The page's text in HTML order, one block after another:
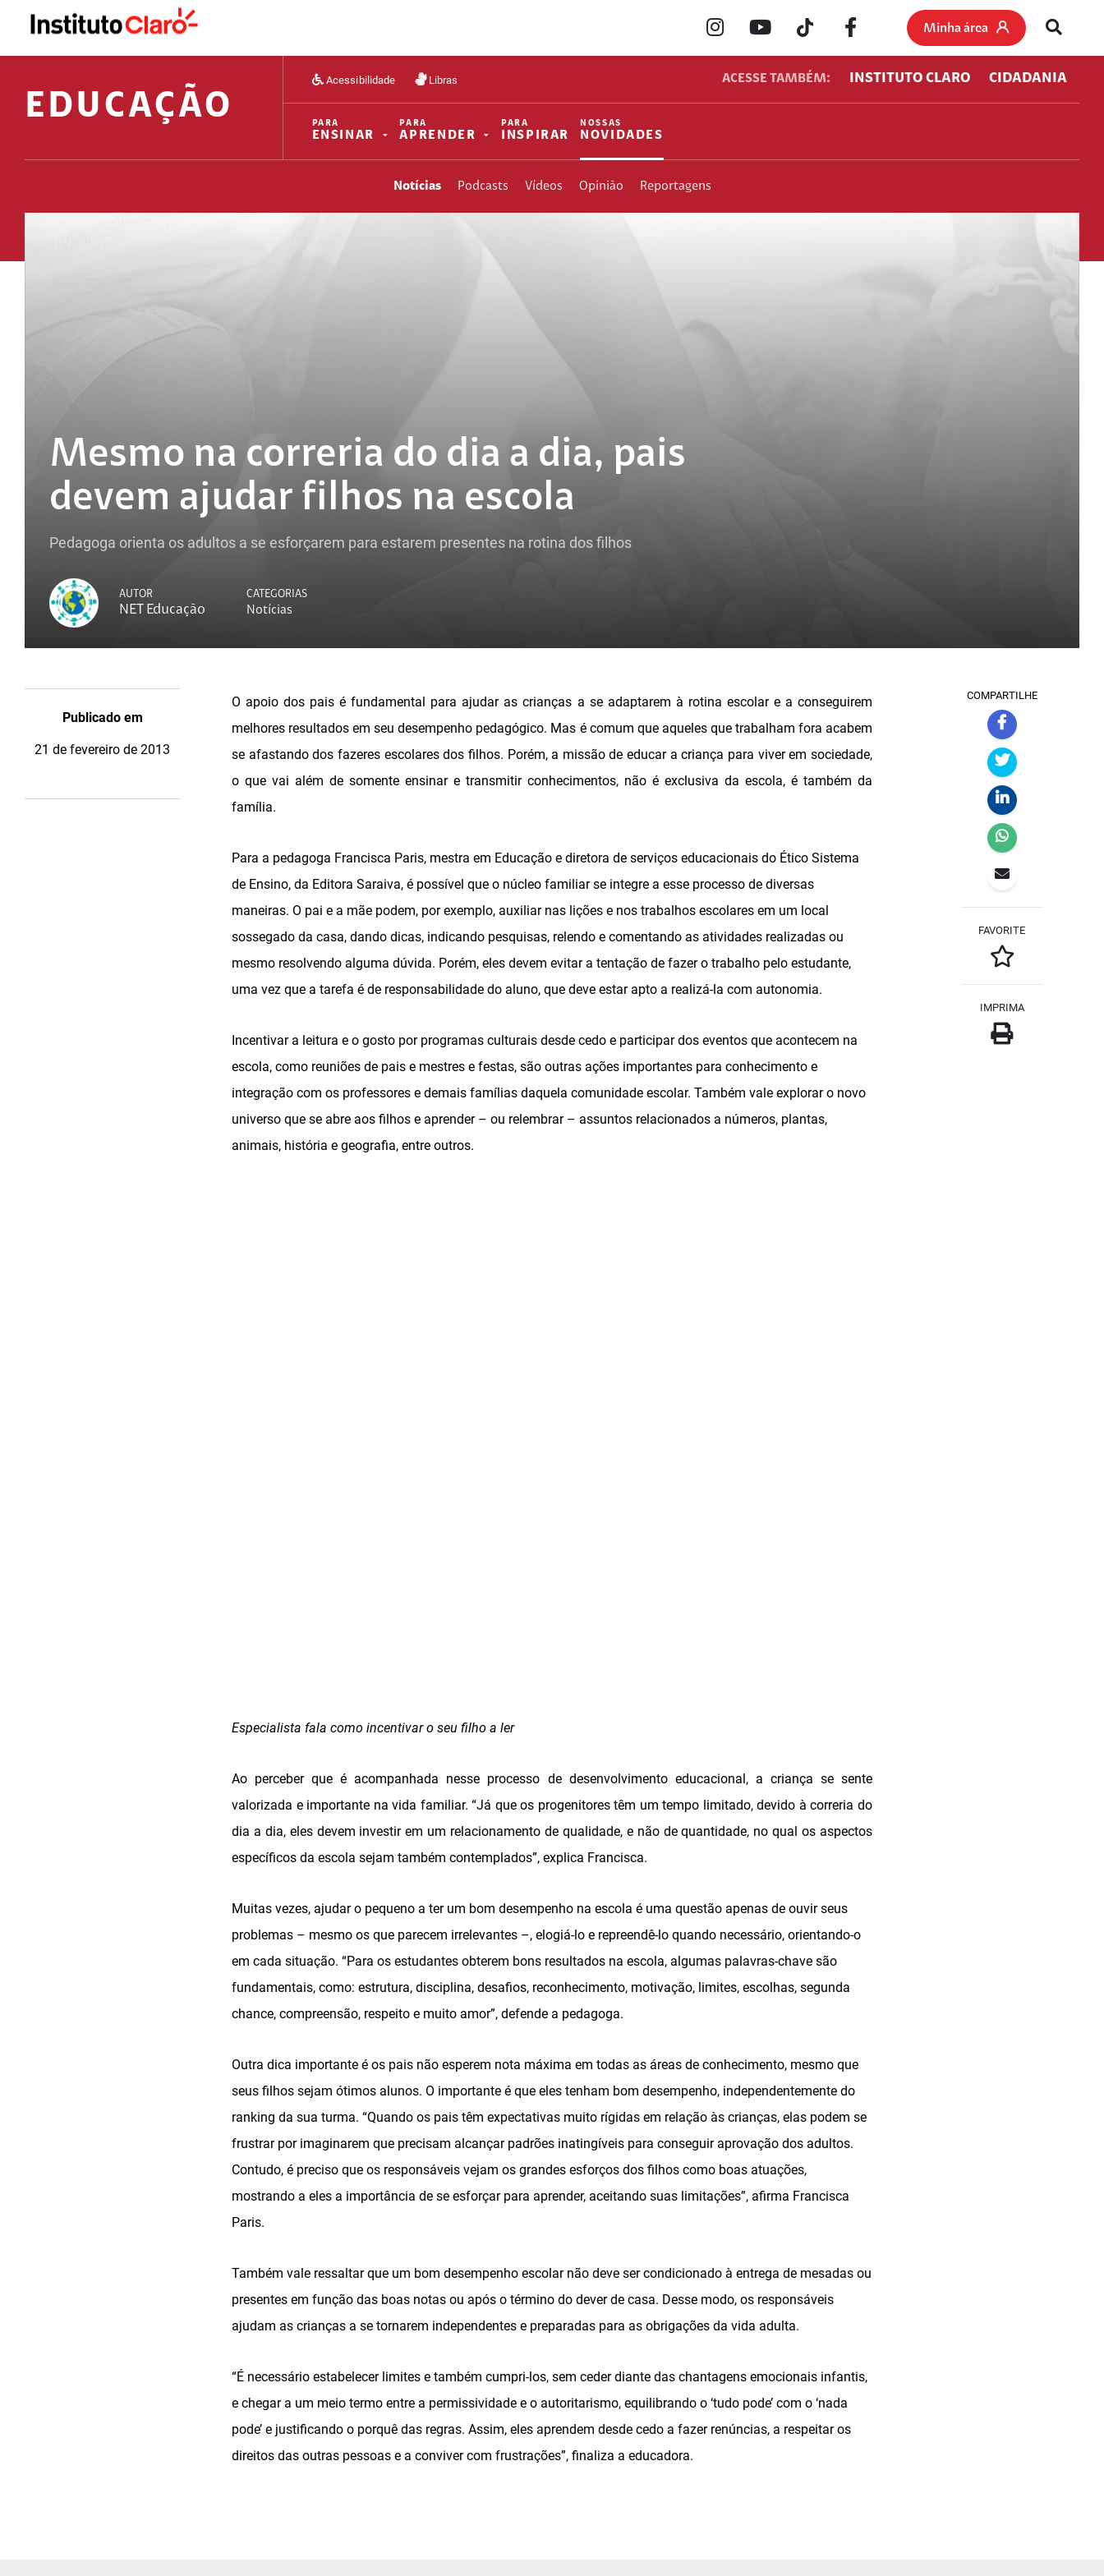
Minha área
EDUCAÇÃO
Acessibilidade Libras ACESSE TAMBÉM: INSTITUTO CLARO CIDADANIA
PARA
ENSINAR
PARA
APRENDER
PARA
INSPIRAR
NOSSAS
NOVIDADES
Notícias Podcasts Vídeos Opinião Reportagens
Mesmo na correria do dia a dia, pais
devem ajudar filhos na escola
Pedagoga orienta os adultos a se esforçarem para estarem presentes na rotina dos filhos
AUTOR
NET Educação
CATEGORIAS
Notícias
Publicado em
21 de fevereiro de 2013
O apoio dos pais é fundamental para ajudar as crianças a se adaptarem à rotina escolar e a conseguirem
melhores resultados em seu desempenho pedagógico. Mas é comum que aqueles que trabalham fora acabem
se afastando dos fazeres escolares dos filhos. Porém, a missão de educar a criança para viver em sociedade,
o que vai além de somente ensinar e transmitir conhecimentos, não é exclusiva da escola, é também da
família.
Para a pedagoga Francisca Paris, mestra em Educação e diretora de serviços educacionais do Ético Sistema
de Ensino, da Editora Saraiva, é possível que o núcleo familiar se integre a esse processo de diversas
maneiras. O pai e a mãe podem, por exemplo, auxiliar nas lições e nos trabalhos escolares em um local
sossegado da casa, dando dicas, indicando pesquisas, relendo e comentando as atividades realizadas ou
mesmo resolvendo alguma dúvida. Porém, eles devem evitar a tentação de fazer o trabalho pelo estudante,
uma vez que a tarefa é de responsabilidade do aluno, que deve estar apto a realizá-la com autonomia.
Incentivar a leitura e o gosto por programas culturais desde cedo e participar dos eventos que acontecem na
escola, como reuniões de pais e mestres e festas, são outras ações importantes para conhecimento e
integração com os professores e demais famílias daquela comunidade escolar. Também vale explorar o novo
universo que se abre aos filhos e aprender – ou relembrar – assuntos relacionados a números, plantas,
animais, história e geografia, entre outros.
Especialista fala como incentivar o seu filho a ler
Ao perceber que é acompanhada nesse processo de desenvolvimento educacional, a criança se sente
valorizada e importante na vida familiar. “Já que os progenitores têm um tempo limitado, devido à correria do
dia a dia, eles devem investir em um relacionamento de qualidade, e não de quantidade, no qual os aspectos
específicos da escola sejam também contemplados”, explica Francisca.
Muitas vezes, ajudar o pequeno a ter um bom desempenho na escola é uma questão apenas de ouvir seus
problemas – mesmo os que parecem irrelevantes –, elogiá-lo e repreendê-lo quando necessário, orientando-o
em cada situação. “Para os estudantes obterem bons resultados na escola, algumas palavras-chave são
fundamentais, como: estrutura, disciplina, desafios, reconhecimento, motivação, limites, escolhas, segunda
chance, compreensão, respeito e muito amor”, defende a pedagoga.
Outra dica importante é os pais não esperem nota máxima em todas as áreas de conhecimento, mesmo que
seus filhos sejam ótimos alunos. O importante é que eles tenham bom desempenho, independentemente do
ranking da sua turma. “Quando os pais têm expectativas muito rígidas em relação às crianças, elas podem se
frustrar por imaginarem que precisam alcançar padrões inatingíveis para conseguir aprovação dos adultos.
Contudo, é preciso que os responsáveis vejam os grandes esforços dos filhos como boas atuações,
mostrando a eles a importância de se esforçar para aprender, aceitando suas limitações”, afirma Francisca
Paris.
Também vale ressaltar que um bom desempenho escolar não deve ser condicionado à entrega de mesadas ou
presentes em função das boas notas ou após o término do dever de casa. Desse modo, os responsáveis
ajudam as crianças a se tornarem independentes e preparadas para as obrigações da vida adulta.
“É necessário estabelecer limites e também cumpri-los, sem ceder diante das chantagens emocionais infantis,
e chegar a um meio termo entre a permissividade e o autoritarismo, equilibrando o ‘tudo pode’ com o ‘nada
pode’ e justificando o porquê das regras. Assim, eles aprendem desde cedo a fazer renúncias, a respeitar os
direitos das outras pessoas e a conviver com frustrações”, finaliza a educadora.
COMPARTILHE
FAVORITE
IMPRIMA